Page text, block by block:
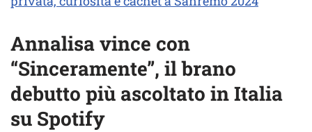
Annalisa vince con
“Sinceramente”, ilbrano
debutto più ascoltato in Italia
su Spotify